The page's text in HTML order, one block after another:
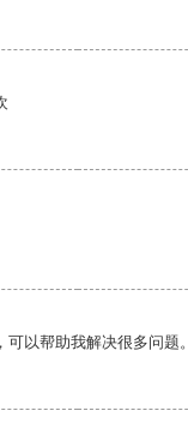
以帮助我解决很多问题。